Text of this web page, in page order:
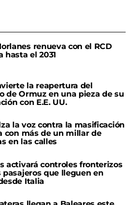
renueva con el RCD
hasta el 2031
la reapertura del
de Ormuz en una pieza de su
con E.E. UU.
la voz contra la masificación
con más de un millar de
en las calles
activará controles fronterizos
pasajeros que lleguen en
Italia